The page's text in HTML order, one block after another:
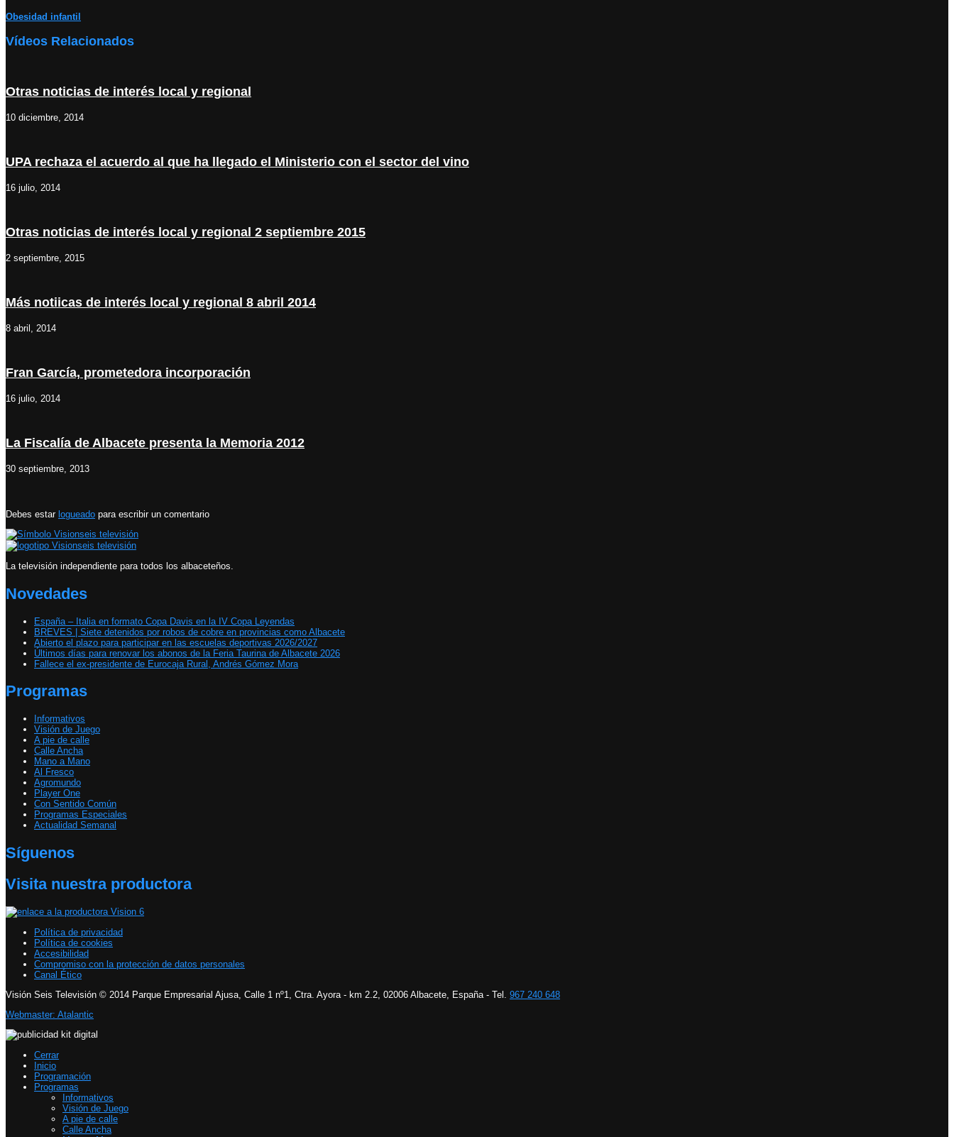
Obesidad infantil
Vídeos Relacionados
Otras noticias de interés local y regional
10 diciembre, 2014
UPA rechaza el acuerdo al que ha llegado el Ministerio con el sector del vino
16 julio, 2014
Otras noticias de interés local y regional 2 septiembre 2015
2 septiembre, 2015
Más notiicas de interés local y regional 8 abril 2014
8 abril, 2014
Fran García, prometedora incorporación
16 julio, 2014
La Fiscalía de Albacete presenta la Memoria 2012
30 septiembre, 2013
Debes estar logueado para escribir un comentario
La televisión independiente para todos los albaceteños.
Novedades
España – Italia en formato Copa Davis en la IV Copa Leyendas
BREVES | Siete detenidos por robos de cobre en provincias como Albacete
Abierto el plazo para participar en las escuelas deportivas 2026/2027
Últimos días para renovar los abonos de la Feria Taurina de Albacete 2026
Fallece el ex-presidente de Eurocaja Rural, Andrés Gómez Mora
Programas
Informativos
Visión de Juego
A pie de calle
Calle Ancha
Mano a Mano
Al Fresco
Agromundo
Player One
Con Sentido Común
Programas Especiales
Actualidad Semanal
Síguenos
Visita nuestra productora
Política de privacidad
Política de cookies
Accesibilidad
Compromiso con la protección de datos personales
Canal Ético
Visión Seis Televisión © 2014 Parque Empresarial Ajusa, Calle 1 nº1, Ctra. Ayora - km 2.2, 02006 Albacete, España - Tel. 967 240 648
Webmaster: Atalantic
Cerrar
Inicio
Programación
Programas
Informativos
Visión de Juego
A pie de calle
Calle Ancha